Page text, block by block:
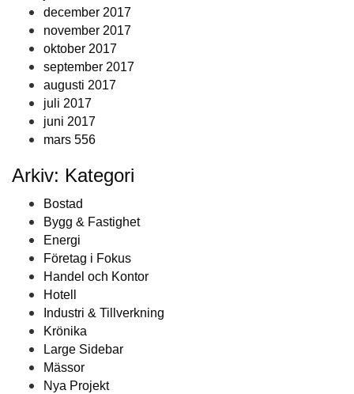
december 2017
november 2017
oktober 2017
september 2017
augusti 2017
juli 2017
juni 2017
mars 556
Arkiv: Kategori
Bostad
Bygg & Fastighet
Energi
Företag i Fokus
Handel och Kontor
Hotell
Industri & Tillverkning
Krönika
Large Sidebar
Mässor
Nya Projekt